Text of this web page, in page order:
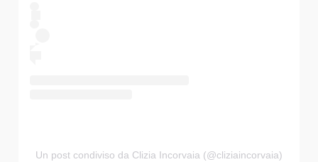
Un post condiviso da Clizia Incorvaia (@cliziaincorvaia)